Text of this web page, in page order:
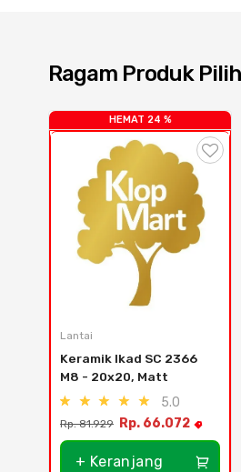
Ragam Produk
HEMAT 24 %
Lantai
Keramik Ikad SC 2366
M8 - 20x20, Matt
5.0
Rp. 81.929 Rp. 66.072
+ Keranjang